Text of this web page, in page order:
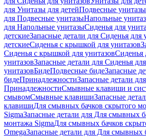
для Унитазы для детейПодвесные унитазы
для Подвесные унитазыНапольные
для Напольные унитазыСиденья для
детскиеЗапасные детали для Сиденья для
детскиеСиденья с крышкой для унитазов
Сиденья с крышкой для унитазовСиденья
унитазовЗапасные детали для Сиденья для
унитазовБидеПодвесные бидеЗапасные
бидеПринадлежностиЗапасные детали для
ПринадлежностиСмывные клавиши и
смывомСмывные клавишиЗапасные
клавишиДля смывных бачков скрытого
SigmaЗапасные детали для Для смывных
монтажа SigmaДля смывных бачков
OmegaЗапасные детали для Для смывных